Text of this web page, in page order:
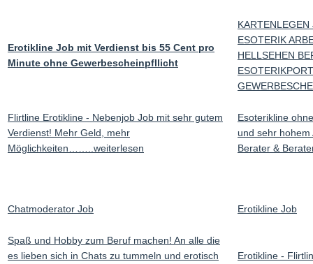
Erotikline Job mit Verdienst bis 55 Cent pro
Minute ohne Gewerbescheinpfllicht
ESOTERIK
HELLSEHEN
Flirtline Erotikline - Nebenjob Job mit sehr gutem
Verdienst! Mehr Geld, mehr
Möglichkeiten……..weiterlesen
Esoterikline
und sehr
Berater &
Chatmoderator Job Erotikline Job
Spaß und Hobby zum Beruf machen! An alle die
es lieben sich in Chats zu tummeln und erotisch
Erotikline -